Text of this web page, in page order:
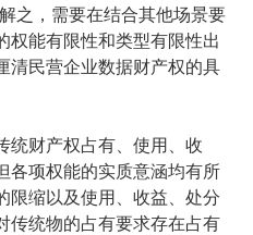
之，需要在结合其他场景要
权能有限性和类型有限性出
清民营企业数据财产权的具
统财产权占有、使用、收
各项权能的实质意涵均有所
限缩以及使用、收益、处分
传统物的占有要求存在占有